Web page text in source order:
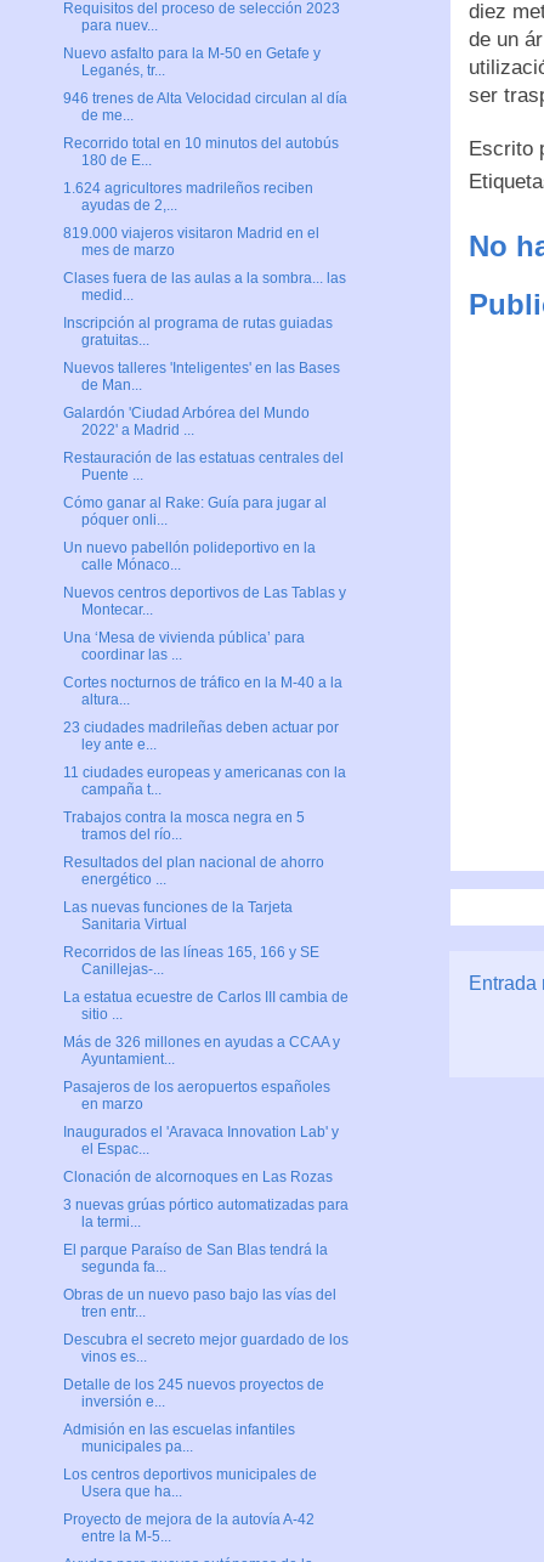
diez
de un
ser
Escrito
No
Entrada
Requisitos del proceso de selección 2023
para nuev...
Nuevo asfalto para la M-50 en Getafe y
Leganés, tr...
946 trenes de Alta Velocidad circulan al día
de me...
Recorrido total en 10 minutos del autobús
180 de E...
1.624 agricultores madrileños reciben
ayudas de 2,...
819.000 viajeros visitaron Madrid en el
mes de marzo
Clases fuera de las aulas a la sombra... las
medid...
Inscripción al programa de rutas guiadas
gratuitas...
Nuevos talleres 'Inteligentes' en las Bases
de Man...
Galardón 'Ciudad Arbórea del Mundo
2022' a Madrid ...
Restauración de las estatuas centrales del
Puente ...
Cómo ganar al Rake: Guía para jugar al
póquer onli...
Un nuevo pabellón polideportivo en la
calle Mónaco...
Nuevos centros deportivos de Las Tablas y
Montecar...
Una ‘Mesa de vivienda pública’ para
coordinar las ...
Cortes nocturnos de tráfico en la M-40 a la
altura...
23 ciudades madrileñas deben actuar por
ley ante e...
11 ciudades europeas y americanas con la
campaña t...
Trabajos contra la mosca negra en 5
tramos del río...
Resultados del plan nacional de ahorro
energético ...
Las nuevas funciones de la Tarjeta
Sanitaria Virtual
Recorridos de las líneas 165, 166 y SE
Canillejas-...
La estatua ecuestre de Carlos III cambia de
sitio ...
Más de 326 millones en ayudas a CCAA y
Ayuntamient...
Pasajeros de los aeropuertos españoles
en marzo
Inaugurados el 'Aravaca Innovation Lab' y
el Espac...
Clonación de alcornoques en Las Rozas
3 nuevas grúas pórtico automatizadas para
la termi...
El parque Paraíso de San Blas tendrá la
segunda fa...
Obras de un nuevo paso bajo las vías del
tren entr...
Descubra el secreto mejor guardado de los
vinos es...
Detalle de los 245 nuevos proyectos de
inversión e...
Admisión en las escuelas infantiles
municipales pa...
Los centros deportivos municipales de
Usera que ha...
Proyecto de mejora de la autovía A-42
entre la M-5...